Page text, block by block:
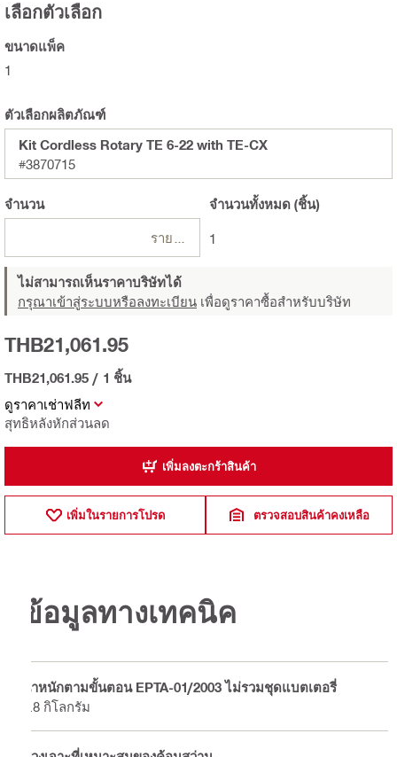
เลือกตัวเลือก
ขนาดแพ็ค
1
ตัวเลือกผลิตภัณฑ์
Kit Cordless Rotary TE 6-22 with TE-CX
#3870715
จำนวน จำนวนทั้งหมด (ชิ้น)
1
ไม่สามารถเห็นราคาบริษัทได้
กรุณาเข้าสู่ระบบหรือลงทะเบียน เพื่อดูราคาซื้อสำหรับบริษัท
ดูราคาเช่าฟลีท
สุทธิหลังหักส่วนลด
THB21,061.95
THB21,061.95 / 1 ชิ้น
เพิ่มลงตะกร้าสินค้า
เพิ่มในรายการโปรด ตรวจสอบสินค้าคงเหลือ
ข้อมูลทางเทคนิค
น้ำหนักตามขั้นตอน EPTA-01/2003 ไม่รวมชุดแบตเตอรี่
2.8 กิโลกรัม